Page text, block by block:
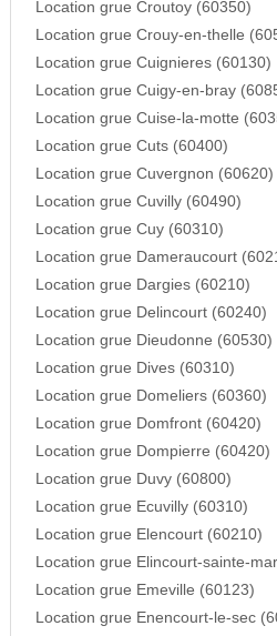
Location grue Croutoy (60350)
Location grue Crouy-en-thelle
Location grue Cuignieres (60130)
Location grue Cuigy-en-bray
Location grue Cuise-la-motte
Location grue Cuts (60400)
Location grue Cuvergnon (60620)
Location grue Cuvilly (60490)
Location grue Cuy (60310)
Location grue Dameraucourt
Location grue Dargies (60210)
Location grue Delincourt (60240)
Location grue Dieudonne (60530)
Location grue Dives (60310)
Location grue Domeliers (60360)
Location grue Domfront (60420)
Location grue Dompierre (60420)
Location grue Duvy (60800)
Location grue Ecuvilly (60310)
Location grue Elencourt (60210)
Location grue Elincourt-sainte-
Location grue Emeville (60123)
Location grue Enencourt-le-sec